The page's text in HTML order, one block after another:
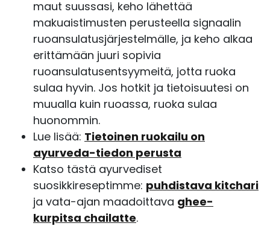
maut suussasi, keho lähettää
makuaistimusten perusteella signaalin
ruoansulatusjärjestelmälle, ja keho alkaa
erittämään juuri sopivia
ruoansulatusentsyymeitä, jotta ruoka
sulaa hyvin. Jos hotkit ja tietoisuutesi on
muualla kuin ruoassa, ruoka sulaa
huonommin.
Lue lisää: Tietoinen ruokailu on
ayurveda-tiedon perusta
Katso tästä ayurvediset
suosikkireseptimme: puhdistava kitchari
ja vata-ajan maadoittava ghee-
kurpitsa chailatte.